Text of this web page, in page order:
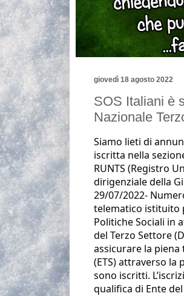
giovedì 18 agosto 2022
SOS Italiani è
Nazionale
Siamo lieti di
iscritta nella
RUNTS (Registro
dirigenziale della
29/07/2022-
telematico istituito
Politiche Sociali in
del Terzo Settore
assicurare la piena
(ETS) attraverso
sono iscritti.
qualifica di Ente